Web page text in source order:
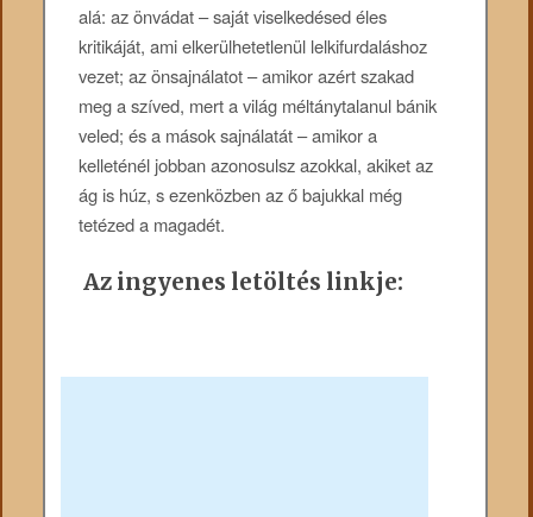
alá: az önvádat – saját viselkedésed éles
kritikáját, ami elkerülhetetlenül lelkifurdaláshoz
vezet; az önsajnálatot – amikor azért szakad
meg a szíved, mert a világ méltánytalanul bánik
veled; és a mások sajnálatát – amikor a
kelleténél jobban azonosulsz azokkal, akiket az
ág is húz, s ezenközben az ő bajukkal még
tetézed a magadét.
Az ingyenes letöltés linkje: